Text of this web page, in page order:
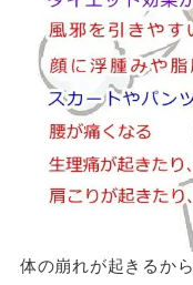
体の崩れが起きるから